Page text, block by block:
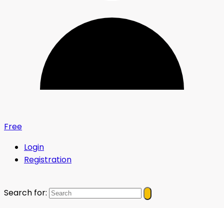
Free
Login
Registration
Search for: